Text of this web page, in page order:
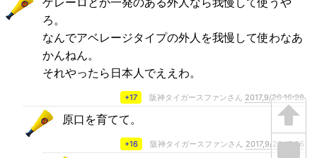
ろ。
なんでアベレージタイプの外人を我慢して使わなあ
かんねん。
それやったら日本人でええわ。
+17 阪神タイガースファンさん 2017,9/26 16:28
原口を育てて。
+16 阪神タイガースファンさん 2017,9/26 17:26